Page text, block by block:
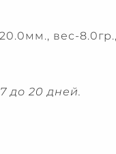
вес-
до 20 дней.